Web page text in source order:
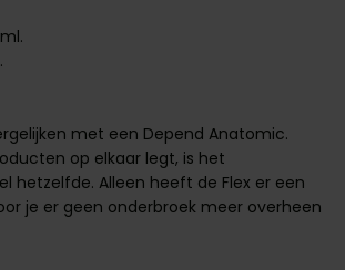
met een Depend Anatomic.
op elkaar legt, is het
hetzelfde. Alleen heeft de Flex er een
je er geen onderbroek meer overheen